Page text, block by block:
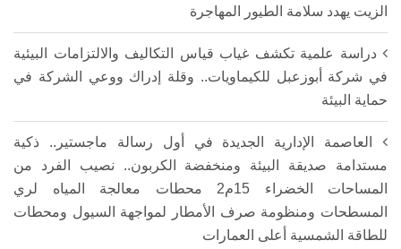
الزيت يهدد سلامة الطيور المهاجرة
دراسة علمية تكشف غياب قياس التكاليف والالتزامات البيئية
في شركة أبوزعبل للكيماويات.. وقلة إدراك ووعي الشركة في
حماية البيئة
العاصمة الإدارية الجديدة في أول رسالة ماجستير.. ذكية
مستدامة صديقة البيئة ومنخفضة الكربون.. نصيب الفرد من
المساحات الخضراء 15م2 محطات معالجة المياه لري
المسطحات ومنظومة صرف الأمطار لمواجهة السيول ومحطات
للطاقة الشمسية أعلى العمارات